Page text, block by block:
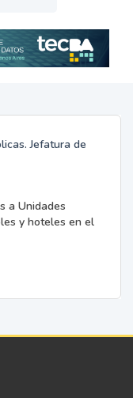
Jefatura de
a Unidades
y hoteles en el